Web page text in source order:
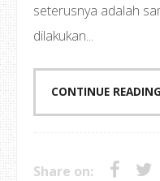
seterusnya adalah
dilakukan...
CONTINUE
Share on: